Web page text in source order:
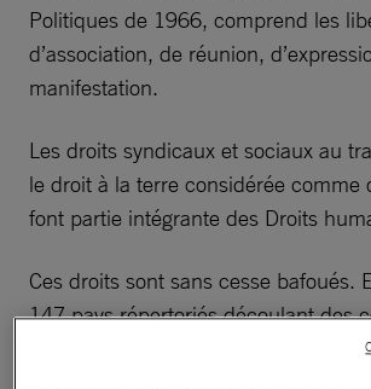
Politiques de 1966, comprend les
d’association, de réunion,
manifestation.
Les droits syndicaux et sociaux au
le droit à la terre considérée comme
font partie intégrante des Droits
Ces droits sont sans cesse bafoués.
147 pays répertoriés découlant des
de la jurisprudence de l’OIT, 5